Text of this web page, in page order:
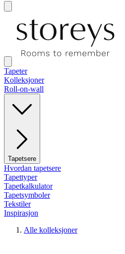
Tapeter
Kolleksjoner
Roll-on-wall
Tapetsere
Hvordan tapetsere
Tapettyper
Tapetkalkulator
Tapetsymboler
Tekstiler
Inspirasjon
Alle kolleksjoner